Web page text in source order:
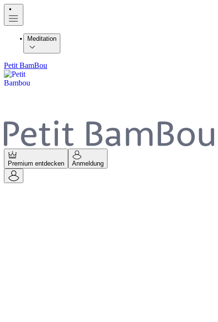
Meditation
Petit BamBou
Premium entdecken Anmeldung